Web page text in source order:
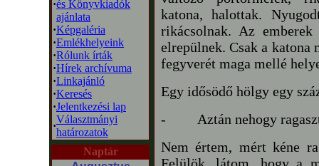
·és Könyvkiadók
ajánlata
·Képgaléria
·Emlékhelyeink
·Rólunk írták
·Hírek archívuma
·Linkajánló
·Keresés
·Jelentkezési lap
·
Választmányi
határozatok
Naptár
katona, halottak.
rikácsolnak. Az
elrepülnek. Csak a katona
fegyverét maga mellé
Egy idősödő hölgy egy
-
Aztán nehogy
Nem értem, mért kéne